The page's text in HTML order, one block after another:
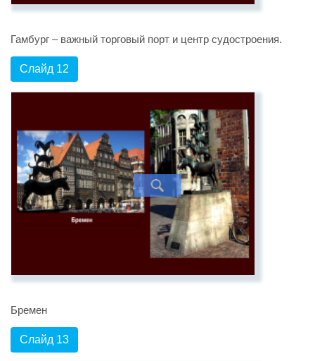
Гамбург – важный торговый порт и центр судостроения.
Слайд 12
Бремен
Слайд 13